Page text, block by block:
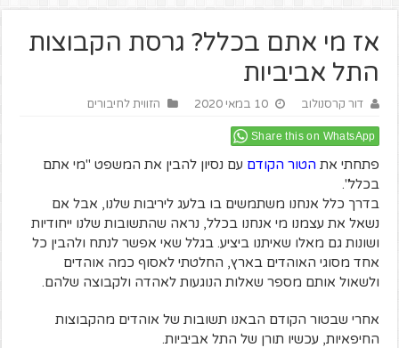
אז מי אתם בכלל? גרסת הקבוצות
התל אביביות
דור קרסנולוב 10 במאי 2020 הזווית לחיבורים
Share this on WhatsApp
פתחתי את הטור הקודם עם נסיון להבין את המשפט "מי אתם
בכלל".
בדרך כלל אנחנו משתמשים בו בלעג ליריבות שלנו, אבל אם
נשאל את עצמנו מי אנחנו בכלל, נראה שהתשובות שלנו ייחודיות
ושונות גם מאלו שאיתנו ביציע. בגלל שאי אפשר לנתח ולהבין כל
אחד מסוגי האוהדים בארץ, החלטתי לאסוף כמה אוהדים
ולשאול אותם מספר שאלות הנוגעות לאהדה ולקבוצה שלהם.
אחרי שבטור הקודם הבאנו תשובות של אוהדים מהקבוצות
החיפאיות, עכשיו תורן של התל אביביות.